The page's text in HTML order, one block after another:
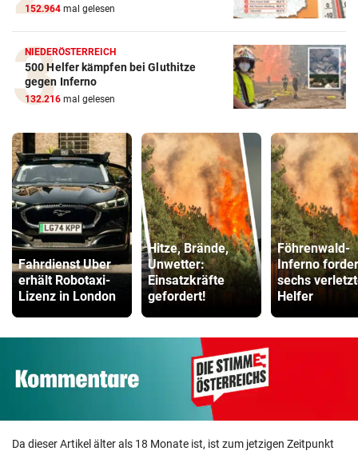
152.964 mal gelesen
NIEDERÖSTERREICH
500 Helfer kämpfen bei Gluthitze
gegen Inferno
132.216 mal gelesen
Fahrdienst Uber
erhält Robotaxi-
Lizenz in London
Hitze, Brände,
Unwetter:
Einsatzkräfte
gefordert!
Föhrenwald-
Inferno
sechs
Helfer
Da dieser Artikel älter als 18 Monate ist, ist zum jetzigen Zeitpunkt